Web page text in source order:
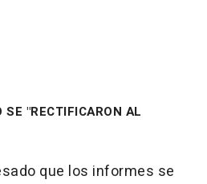
SE "RECTIFICARON AL
que los informes se